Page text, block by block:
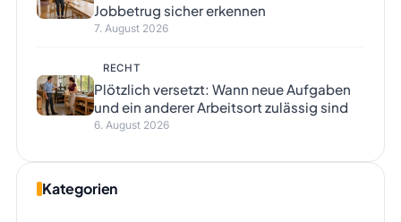
Jobbetrug sicher erkennen
7. August 2026
RECHT
Plötzlich versetzt: Wann neue Aufgaben
und ein anderer Arbeitsort zulässig sind
6. August 2026
Kategorien